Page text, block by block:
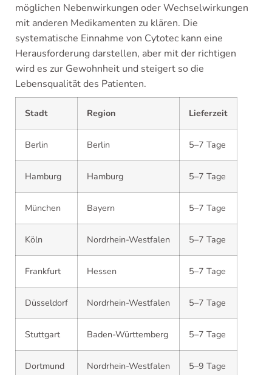
möglichen Nebenwirkungen oder Wechselwirkungen
mit anderen Medikamenten zu klären. Die
systematische Einnahme von Cytotec kann eine
Herausforderung darstellen, aber mit der richtigen
wird es zur Gewohnheit und steigert so die
Lebensqualität des Patienten.
Stadt Region Lieferzeit
Berlin Berlin 5–7 Tage
Hamburg Hamburg 5–7 Tage
München Bayern 5–7 Tage
Köln Nordrhein-Westfalen 5–7 Tage
Frankfurt Hessen 5–7 Tage
Düsseldorf Nordrhein-Westfalen 5–7 Tage
Stuttgart Baden-Württemberg 5–7 Tage
Dortmund Nordrhein-Westfalen 5–9 Tage